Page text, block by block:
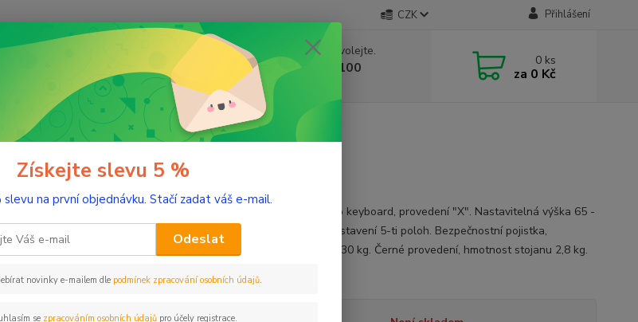
CZK Přihlášení
Nevíte si rady? Zavolejte.
+420 603 332 100
(Po-Pá, 10-17 hod.)
0 ks
za 0 Kč
Nástrojové a notové stojany Stagg KXS A35 BK
BK
Skládací stojan pro keyboard, provedení "X". Nastavitelná výška 65 -
95 cm, možnost nastavení 5-ti poloh. Bezpečnostní pojistka,
maximální zatížení 30 kg. Černé provedení, hmotnost stojanu 2,8 kg.
Získejte slevu 5 %
na první objednávku. Stačí zadat váš e-mail.
Odeslat
novinky e-mailem dle podmínek zpracování osobních údajů.
se zpracováním osobních údajůpro účely registrace.